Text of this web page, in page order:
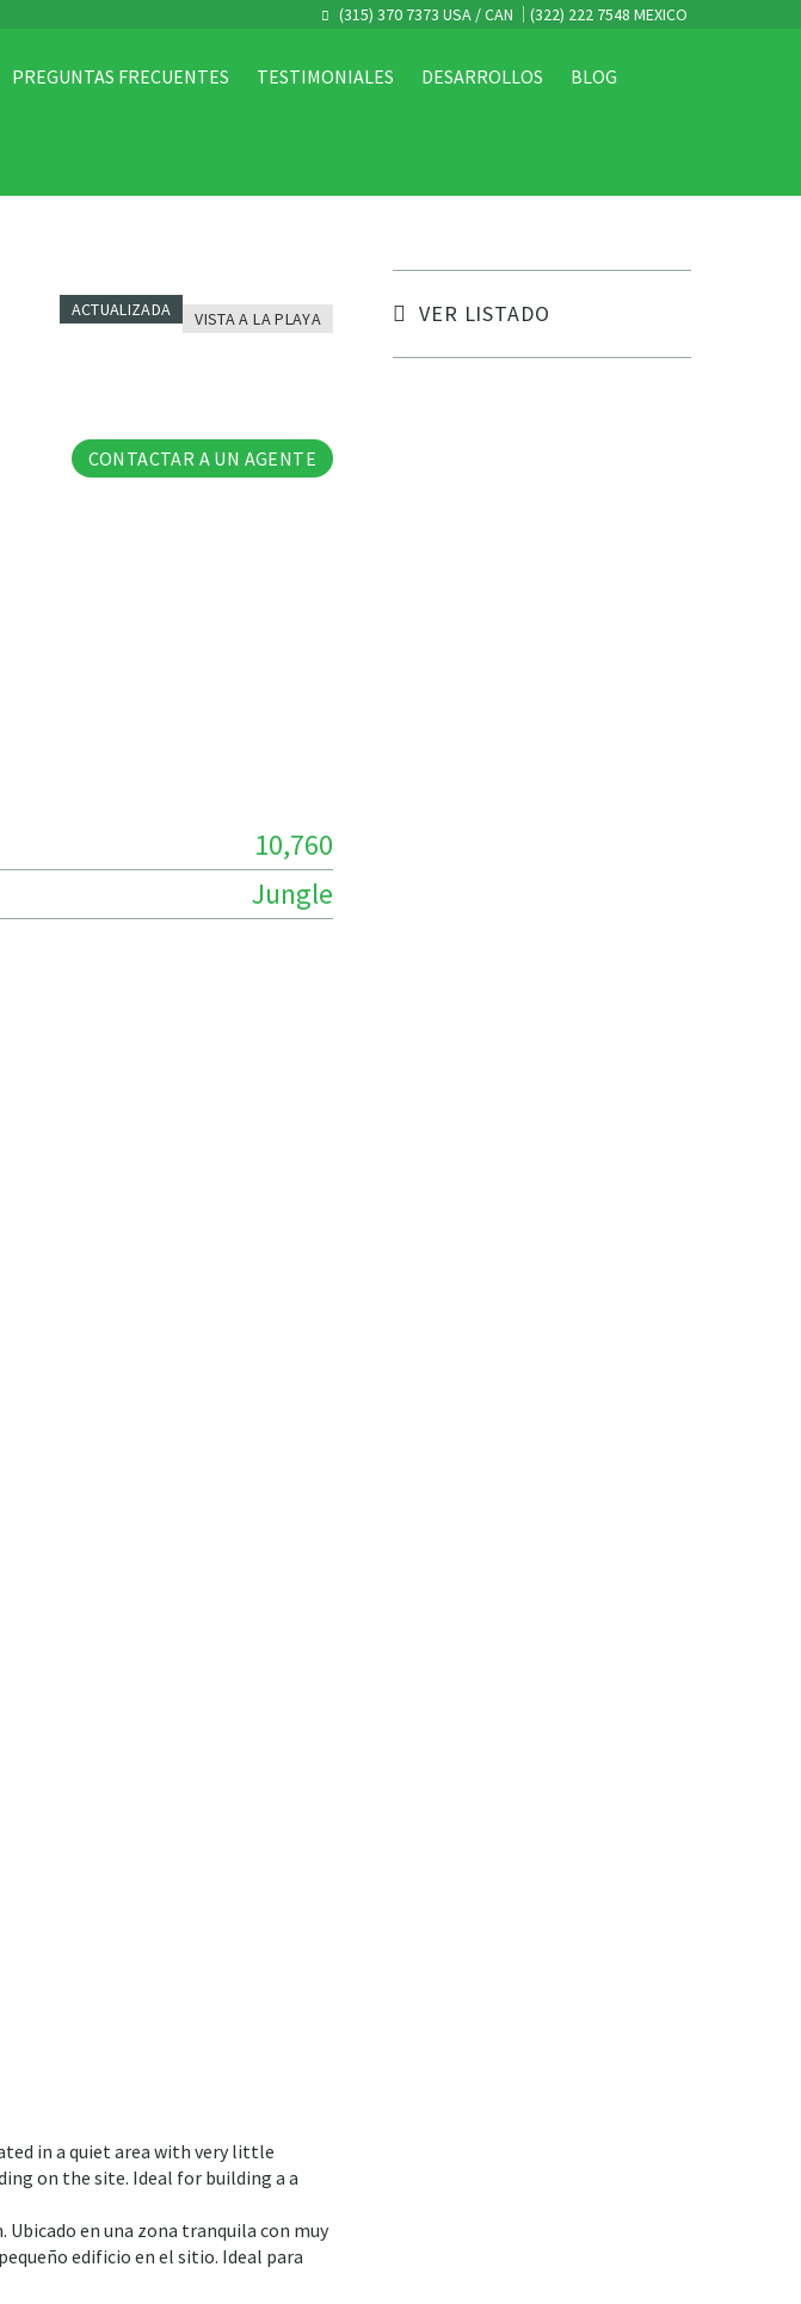
(315) 370 7373 USA / CAN (322) 222 7548 MEXICO
PREGUNTAS FRECUENTES TESTIMONIALES DESARROLLOS BLOG
ACTUALIZADA VISTA A LA PLAYA
CONTACTAR A UN AGENTE
10,760
Jungle
in a quiet area with very little
on the site. Ideal for building a a
en una zona tranquila con muy
edificio en el sitio. Ideal para
VER LISTADO